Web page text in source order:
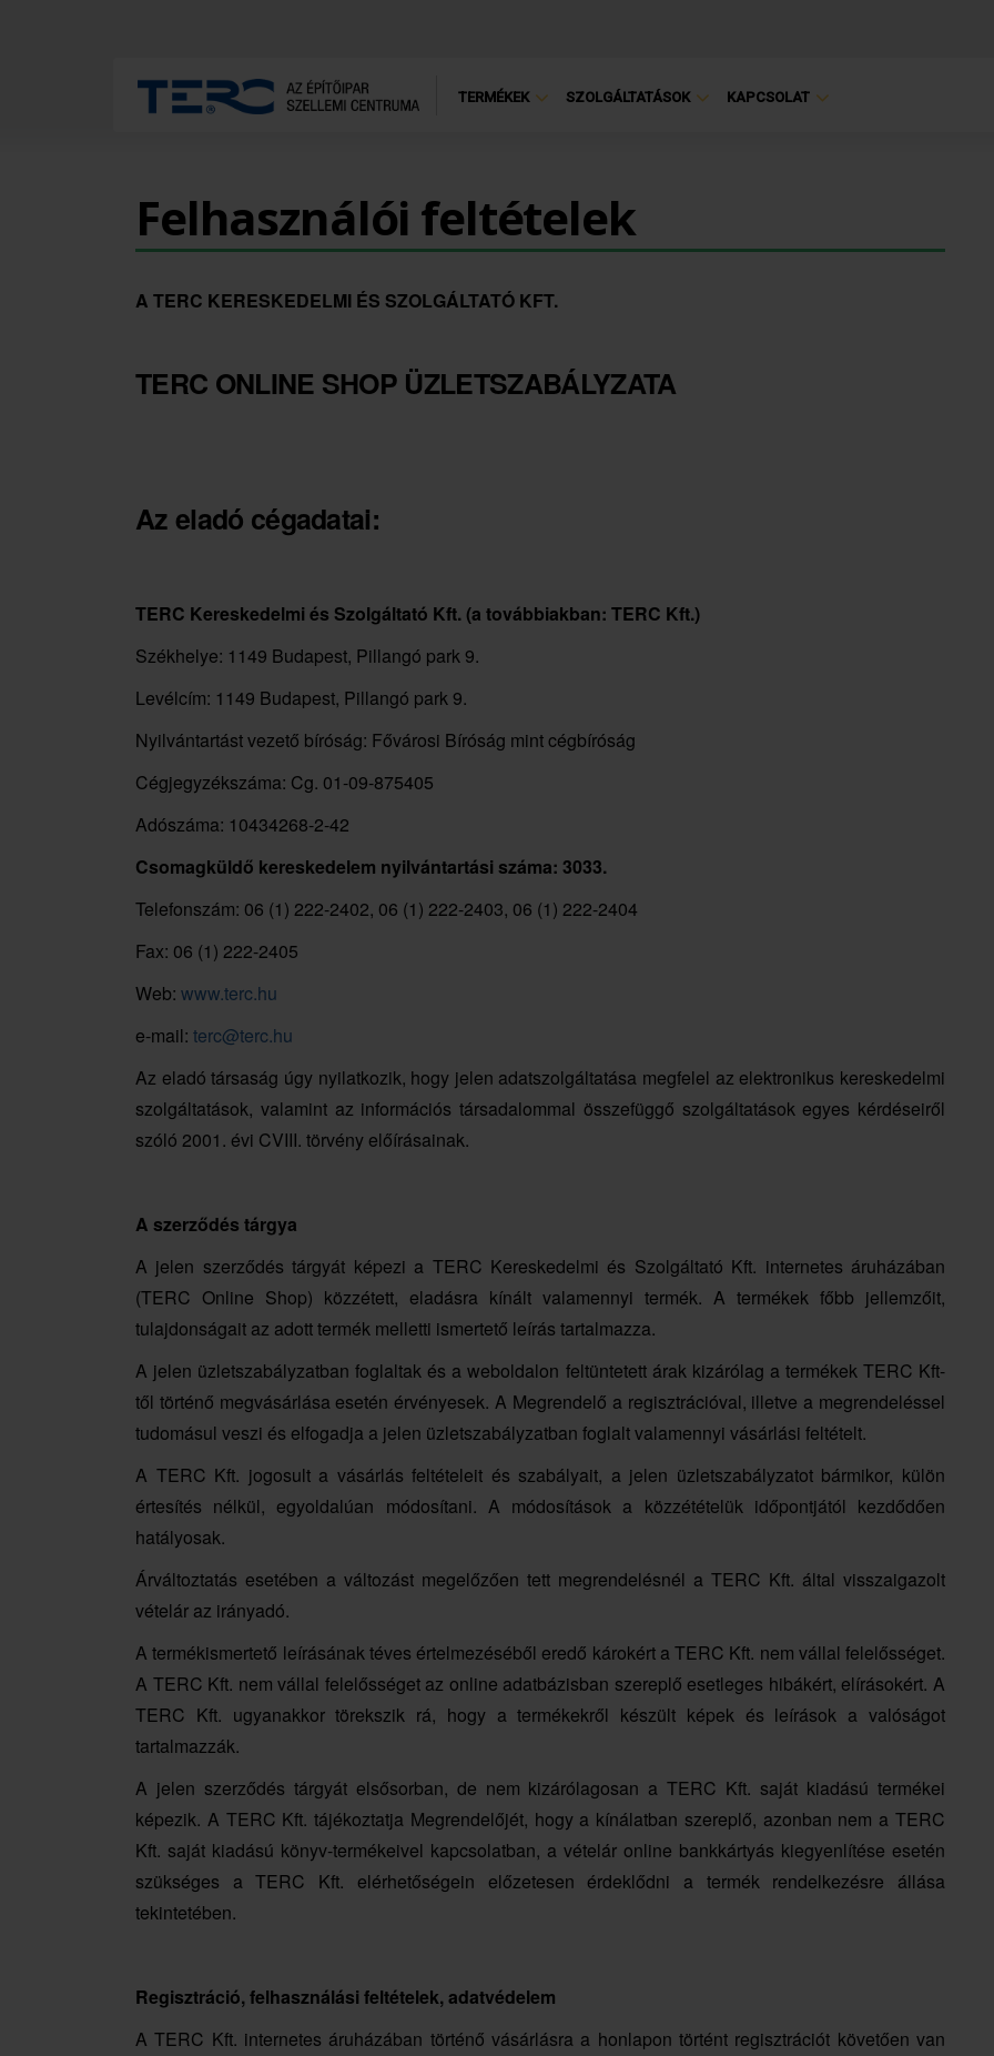
TERMÉKEK SZOLGÁLTATÁSOK KAPCSOLAT
Felhasználói feltételek
A TERC KERESKEDELMI ÉS SZOLGÁLTATÓ KFT.
TERC ONLINE SHOP ÜZLETSZABÁLYZATA
Az eladó cégadatai:
TERC Kereskedelmi és Szolgáltató Kft. (a továbbiakban: TERC Kft.)
Székhelye: 1149 Budapest, Pillangó park 9.
Levélcím: 1149 Budapest, Pillangó park 9.
Nyilvántartást vezető bíróság: Fővárosi Bíróság mint cégbíróság
Cégjegyzékszáma: Cg. 01-09-875405
Adószáma: 10434268-2-42
Csomagküldő kereskedelem nyilvántartási száma: 3033.
Telefonszám: 06 (1) 222-2402, 06 (1) 222-2403, 06 (1) 222-2404
Fax: 06 (1) 222-2405
Web: www.terc.hu
e-mail: terc@terc.hu
Az eladó társaság úgy nyilatkozik, hogy jelen adatszolgáltatása megfelel az elektronikus kereskedelmi
szolgáltatások, valamint az információs társadalommal összefüggő szolgáltatások egyes kérdéseiről
szóló 2001. évi CVIII. törvény előírásainak.
A szerződés tárgya
A jelen szerződés tárgyát képezi a TERC Kereskedelmi és Szolgáltató Kft. internetes áruházában
(TERC Online Shop) közzétett, eladásra kínált valamennyi termék. A termékek főbb jellemzőit,
tulajdonságait az adott termék melletti ismertető leírás tartalmazza.
A jelen üzletszabályzatban foglaltak és a weboldalon feltüntetett árak kizárólag a termékek TERC Kft-
től történő megvásárlása esetén érvényesek. A Megrendelő a regisztrációval, illetve a megrendeléssel
tudomásul veszi és elfogadja a jelen üzletszabályzatban foglalt valamennyi vásárlási feltételt.
A TERC Kft. jogosult a vásárlás feltételeit és szabályait, a jelen üzletszabályzatot bármikor, külön
értesítés nélkül, egyoldalúan módosítani. A módosítások a közzétételük időpontjától kezdődően
hatályosak.
Árváltoztatás esetében a változást megelőzően tett megrendelésnél a TERC Kft. által visszaigazolt
vételár az irányadó.
A termékismertető leírásának téves értelmezéséből eredő károkért a TERC Kft. nem vállal felelősséget.
A TERC Kft. nem vállal felelősséget az online adatbázisban szereplő esetleges hibákért, elírásokért. A
TERC Kft. ugyanakkor törekszik rá, hogy a termékekről készült képek és leírások a valóságot
tartalmazzák.
A jelen szerződés tárgyát elsősorban, de nem kizárólagosan a TERC Kft. saját kiadású termékei
képezik. A TERC Kft. tájékoztatja Megrendelőjét, hogy a kínálatban szereplő, azonban nem a TERC
Kft. saját kiadású könyv-termékeivel kapcsolatban, a vételár online bankkártyás kiegyenlítése esetén
szükséges a TERC Kft. elérhetőségein előzetesen érdeklődni a termék rendelkezésre állása
tekintetében.
Regisztráció, felhasználási feltételek, adatvédelem
A TERC Kft. internetes áruházában történő vásárlásra a honlapon történt regisztrációt követően van